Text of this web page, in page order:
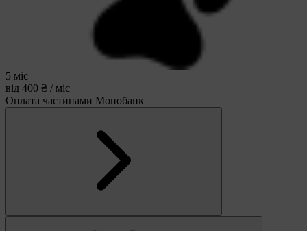
5 міс
від 400 ₴ / міс
Оплата частинами Монобанк